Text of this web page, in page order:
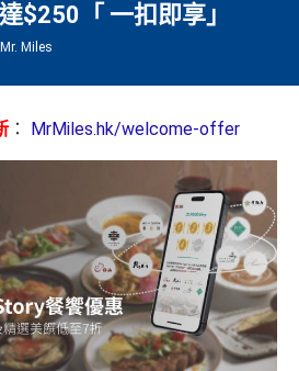
$250「 一扣即享」
Miles
： MrMiles.hk/welcome-offer